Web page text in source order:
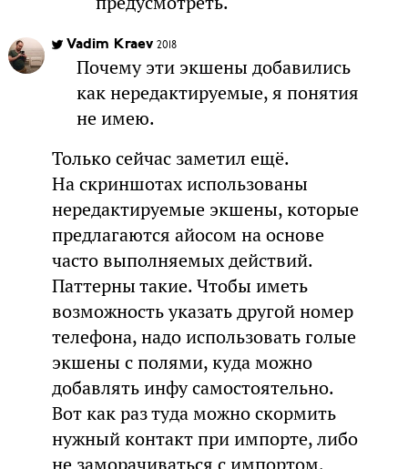
Vadim Kraev 2018
Почему эти экшены добавились
как нередактируемые, я понятия
не имею.
Только сейчас заметил ещё.
На скриншотах использованы
нередактируемые экшены, которые
предлагаются айосом на основе
часто выполняемых действий.
Паттерны такие. Чтобы иметь
возможность указать другой номер
телефона, надо использовать голые
экшены с полями, куда можно
добавлять инфу самостоятельно.
Вот как раз туда можно скормить
нужный контакт при импорте, либо
не заморачиваться с импортом,